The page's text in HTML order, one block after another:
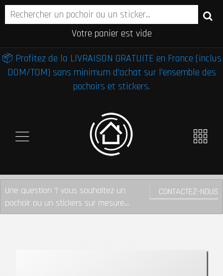
Votre panier est vide
📦 Profitez de la LIVRAISON GRATUITE en France (inclus
DOM/TOM) sans minimum d'achat sur l'ensemble des
pochoirs et stickers.
CONTACTEZ-NOUS
Une question ? vous souhaitez un
pochoir ou un stickers sur mesure...